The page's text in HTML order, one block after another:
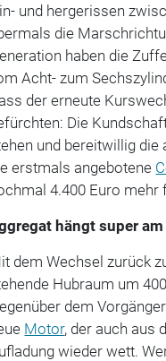
und hergerissen
die
haben die
Acht- zum
der erneute
Die
und bereitwillig die
erstmals angebotene
4.400 Euro mehr
hängt super am
dem Wechsel zurück
Hubraum um
dem
Motor, der auch aus
wieder wett.